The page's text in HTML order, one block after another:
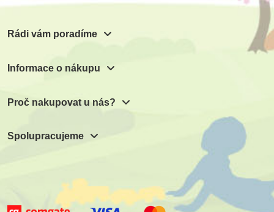
Rádi vám poradíme
Informace o nákupu
Proč nakupovat u nás?
Spolupracujeme